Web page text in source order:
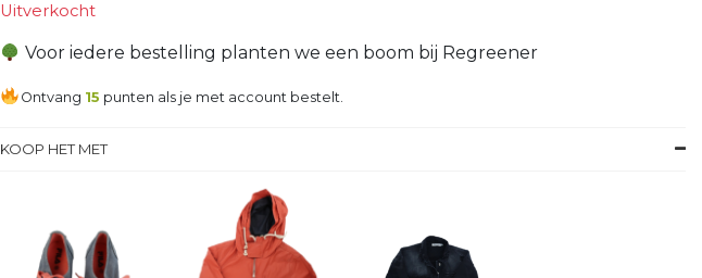
Uitverkocht
Voor iedere bestelling planten we een boom bij Regreener
Ontvang 15 punten als je met account bestelt.
KOOP HET MET